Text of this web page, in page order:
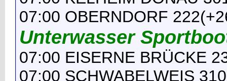
07:00 OBERNDORF
Unterwasser
07:00 EISERNE BRÜCKE
07:00 SCHWABELWEIS